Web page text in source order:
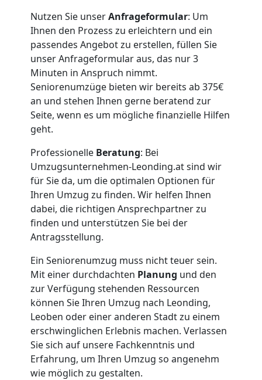
Nutzen Sie unserAnfrageformular: Um
Ihnen den Prozess zu erleichtern und ein
passendes Angebot zu erstellen, füllen Sie
unser Anfrageformular aus, das nur 3
Minuten in Anspruch nimmt.
Seniorenumzüge bieten wir bereits ab 375€
an und stehen Ihnen gerne beratend zur
Seite, wenn es um mögliche finanzielle Hilfen
geht.
Professionelle Beratung: Bei
Umzugsunternehmen-Leonding.at sind wir
für Sie da, um die optimalen Optionen für
Ihren Umzug zu finden. Wir helfen Ihnen
dabei, die richtigen Ansprechpartner zu
finden und unterstützen Sie bei der
Antragsstellung.
Ein Seniorenumzug muss nicht teuer sein.
Mit einer durchdachten Planung und den
zur Verfügung stehenden Ressourcen
können Sie Ihren Umzug nach Leonding,
Leoben oder einer anderen Stadt zu einem
erschwinglichen Erlebnis machen. Verlassen
Sie sich auf unsere Fachkenntnis und
Erfahrung, um Ihren Umzug so angenehm
wie möglich zu gestalten.
Nationaler
Umzug